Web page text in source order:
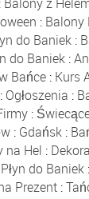
: Balony
do Baniek :
do Baniek :
Bańce : Kurs
: Ogłoszenia :
:
: Gdańsk:
na Hel :
do Baniek:
Prezent :